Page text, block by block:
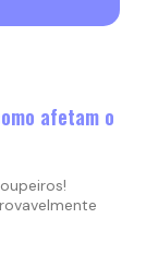
afetam o